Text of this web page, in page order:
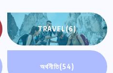
TRAVEL(6)
অর্থনীতি(54)